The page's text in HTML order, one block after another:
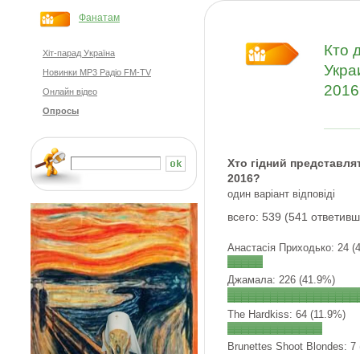
Фанатам
Хіт-парад Україна
Новинки MP3 Радіо FM-TV
Онлайн відео
Опросы
Кто
Хто гідний
2016?
один варіант відповіді
всего: 539 (541
Анастасія Приходько: 24
Джамала: 226 (41.9%)
The Hardkiss: 64 (11.9%)
Brunettes Shoot Blondes: 7